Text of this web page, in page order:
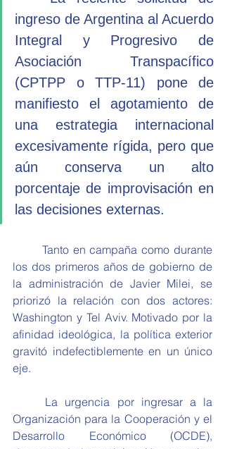
ingreso de Argentina al Acuerdo
Integral y Progresivo de
Asociación Transpacífico
(CPTPP o TTP-11) pone de
manifiesto el agotamiento de
una estrategia internacional
excesivamente rígida, pero que
aún conserva un alto
porcentaje de improvisación en
las decisiones externas.
los dos primeros años de gobierno de
la administración de Javier Milei, se
priorizó la relación con dos actores:
Washington y Tel Aviv. Motivado por la
afinidad ideológica, la política exterior
gravitó indefectiblemente en un único
eje.
Organización para la Cooperación y el
Desarrollo Económico (OCDE),